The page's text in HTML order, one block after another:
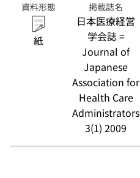
資料形態
紙
掲載誌名
日本医療経営
学会誌 =
Journal of
Japanese
Association for
Health Care
Administrators
3(1) 2009